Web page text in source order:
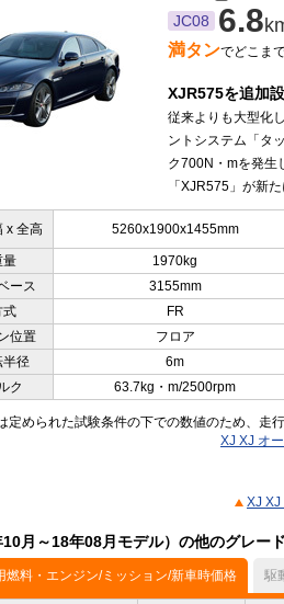
JC08 6.8
満タンでどこま
XJR575を追加
従来よりも大型化
ントシステム「タ
ク700N・mを発生
「XJR575」が新
x 全高 5260x1900x1455mm
量 1970kg
ース
3155mm
式
FR
位置
フロア
半径
6m
ク
63.7kg・m/2500rpm
定められた試験条件の下での数値のため、走
XJ XJ オ
XJ XJ
月～18年08月モデル）の他のグレード
燃料・エンジン/ミッション/新車時価格 駆